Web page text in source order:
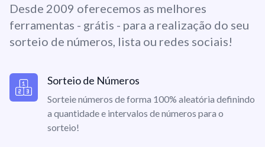
Desde 2009 oferecemos as melhores
ferramentas - grátis - para a realização do seu
sorteio de números, lista ou redes sociais!
Sorteio de Números
Sorteie números de forma 100% aleatória definindo
a quantidade e intervalos de números para o
sorteio!